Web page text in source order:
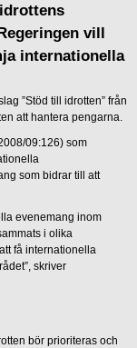
vill
internationella
”Stöd till idrotten” från
att hantera pengarna.
09:126) som
som bidrar till att
evenemang inom
i olika
få internationella
skriver
bör prioriteras och